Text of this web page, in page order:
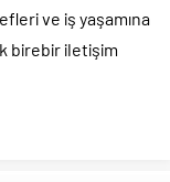
ve iş yaşamına
birebir iletişim